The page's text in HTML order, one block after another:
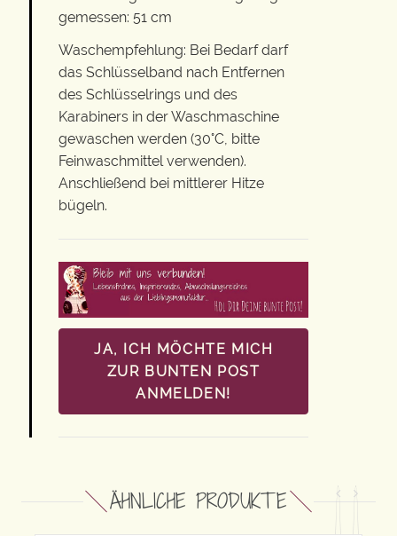
gemessen: 51 cm
Waschempfehlung: Bei Bedarf darf
das Schlüsselband nach Entfernen
des Schlüsselrings und des
Karabiners in der Waschmaschine
gewaschen werden (30°C, bitte
Feinwaschmittel verwenden).
Anschließend bei mittlerer Hitze
bügeln.
JA, ICH MÖCHTE MICH
ZUR BUNTEN POST
ANMELDEN!
ÄHNLICHE PRODUKTE